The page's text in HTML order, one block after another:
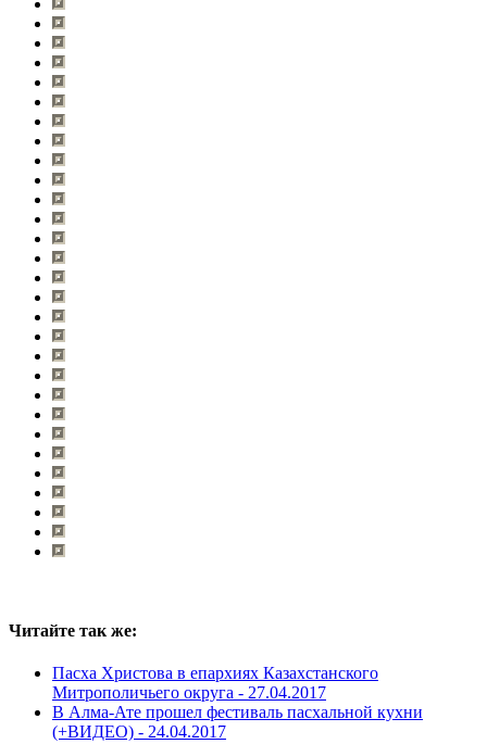
Читайте так же:
Пасха Христова в епархиях Казахстанского
Митрополичьего округа - 27.04.2017
В Алма-Ате прошел фестиваль пасхальной кухни
(+ВИДЕО) - 24.04.2017